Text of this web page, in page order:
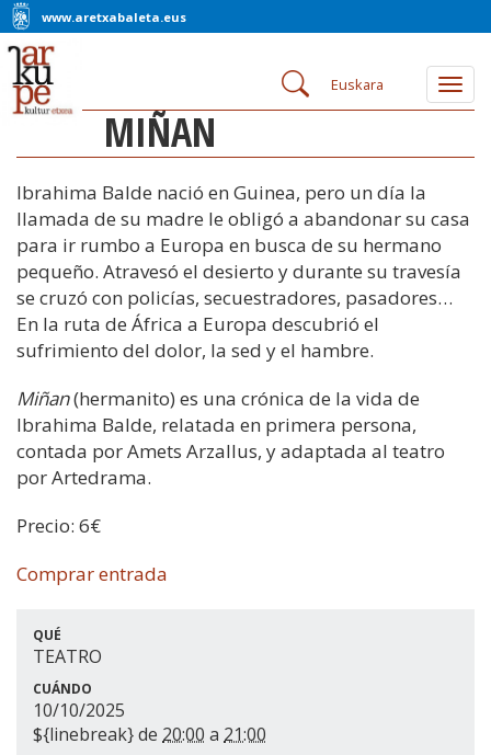
www.aretxabaleta.eus
Euskara
MIÑAN
Ibrahima Balde nació en Guinea, pero un día la
llamada de su madre le obligó a abandonar su casa
para ir rumbo a Europa en busca de su hermano
pequeño. Atravesó el desierto y durante su travesía
se cruzó con policías, secuestradores, pasadores…
En la ruta de África a Europa descubrió el
sufrimiento del dolor, la sed y el hambre.
Miñan(hermanito) es una crónica de la vida de
Ibrahima Balde, relatada en primera persona,
contada por Amets Arzallus, y adaptada al teatro
por Artedrama.
Precio: 6€
Comprar entrada
QUÉ
TEATRO
CUÁNDO
10/10/2025
${linebreak} de 20:00 a 21:00